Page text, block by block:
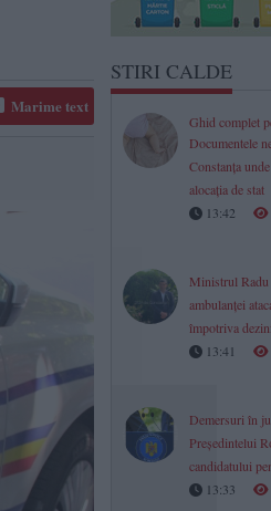
Marime text
STIRI CALDE
Ghid complet
Documentele
Constanța
alocația de stat
13:42
Ministrul Radu
ambulanței
împotriva
13:41
Demersuri în
Președintelui
candidatului
13:33